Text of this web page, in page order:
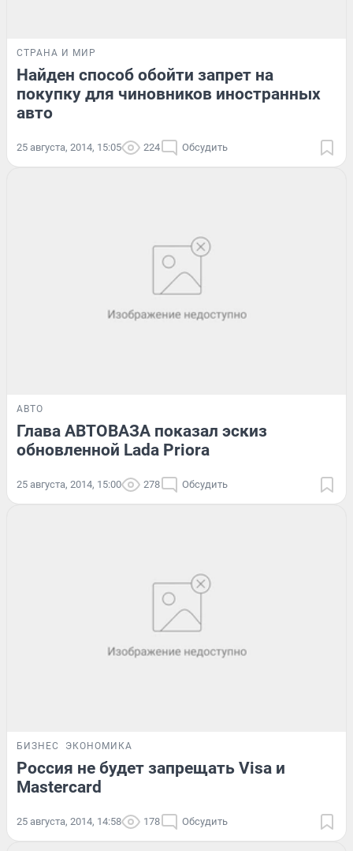
СТРАНА И МИР
Найден способ обойти запрет на
покупку для чиновников иностранных
авто
25 августа, 2014, 15:05 224 Обсудить
АВТО
Глава АВТОВАЗА показал эскиз
обновленной Lada Priora
25 августа, 2014, 15:00 278 Обсудить
БИЗНЕС ЭКОНОМИКА
Россия не будет запрещать Visa и
Mastercard
25 августа, 2014, 14:58 178 Обсудить